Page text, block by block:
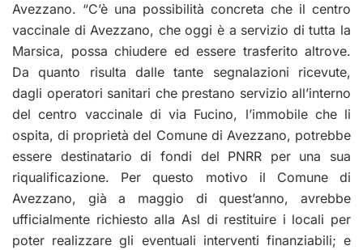
Avezzano. “C’è una possibilità concreta che il centro
vaccinale di Avezzano, che oggi è a servizio di tutta la
Marsica, possa chiudere ed essere trasferito altrove.
Da quanto risulta dalle tante segnalazioni ricevute,
dagli operatori sanitari che prestano servizio all’interno
del centro vaccinale di via Fucino, l’immobile che li
ospita, di proprietà del Comune di Avezzano, potrebbe
essere destinatario di fondi del PNRR per una sua
riqualificazione. Per questo motivo il Comune di
Avezzano, già a maggio di quest’anno, avrebbe
ufficialmente richiesto alla Asl di restituire i locali per
poter realizzare gli eventuali interventi finanziabili; e